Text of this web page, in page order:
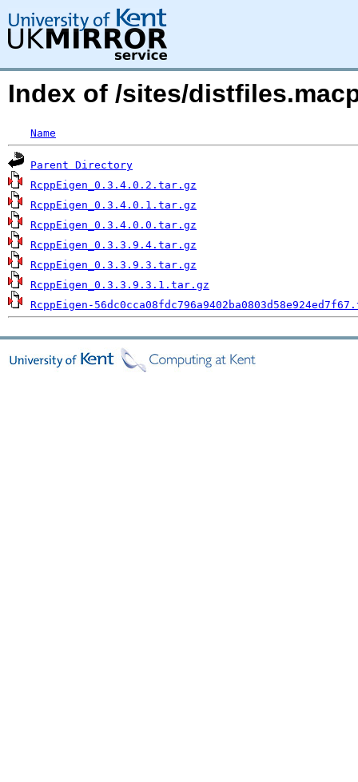
Index of /sites/
Name
Parent Directory
RcppEigen_0.3.4.0.2.tar.gz
RcppEigen_0.3.4.0.1.tar.gz
RcppEigen_0.3.4.0.0.tar.gz
RcppEigen_0.3.3.9.4.tar.gz
RcppEigen_0.3.3.9.3.tar.gz
RcppEigen_0.3.3.9.3.1.tar.gz
RcppEigen-